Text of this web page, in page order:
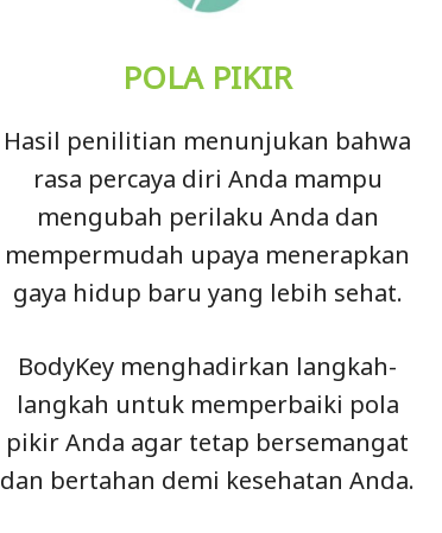
POLA PIKIR
Hasil penilitian menunjukan bahwa
rasa percaya diri Anda mampu
mengubah perilaku Anda dan
mempermudah upaya menerapkan
gaya hidup baru yang lebih sehat.
BodyKey menghadirkan langkah-
langkah untuk memperbaiki pola
pikir Anda agar tetap bersemangat
dan bertahan demi kesehatan Anda.